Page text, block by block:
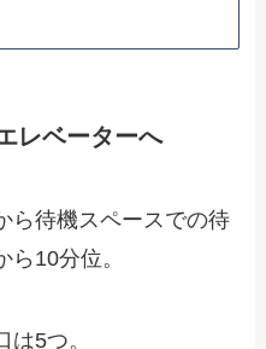
レベーターへ
ら待機スペースでの待
10分位。
5つ。